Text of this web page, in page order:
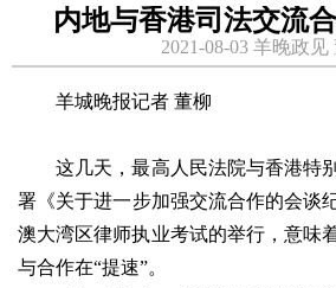
内地与香港司法交流
2021-08-03 羊晚政见
羊城晚报记者 董柳
这几天，最高人民法院与香港特
署《关于进一步加强交流合作的会谈
澳大湾区律师执业考试的举行，意味
与合作在“提速”。